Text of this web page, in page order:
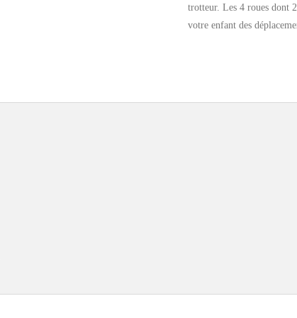
trotteur. Les 4 roues dont
votre enfant des